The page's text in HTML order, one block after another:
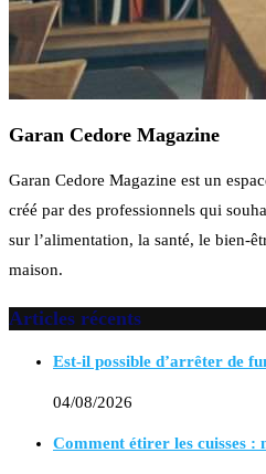
Garan Cedore Magazine
Garan Cedore Magazine est un
créé par des professionnels qui
sur l’alimentation, la santé, le bien-
maison.
Articles récents
Est-il possible d’arrêter de
04/08/2026
Comment étirer les cuisses :